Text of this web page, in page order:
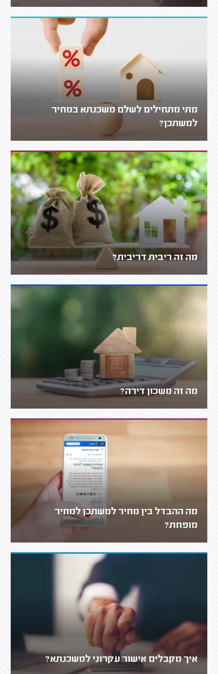
מתי מתחילים לשלם משכנתא במחיר
למשתכן?
מה זה ריבית דריבית?
מה זה משכון דירה?
מה ההבדל בין מחיר למשתכן למחיר
מופחת?
איך מקבלים אישור עקרוני למשכנתא?